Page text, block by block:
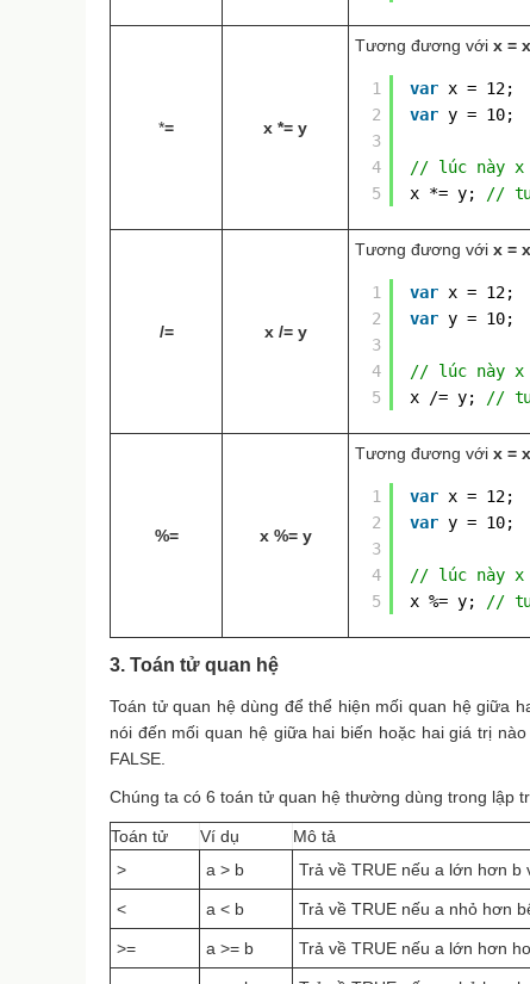
*= x *= y
Tương đương với x =
1
2
3
4
5
var x = 12;
var y = 10;
// lúc này x
x *= y;
//
/= x /= y
Tương đương với x =
1
2
3
4
5
var x = 12;
var y = 10;
// lúc này x
x /= y;
//
%= x %= y
Tương đương với x =
1
2
3
4
5
var x = 12;
var y = 10;
// lúc này x
x %= y;
//
3. Toán tử quan hệ
Toán tử quan hệ dùng để thể hiện mối quan hệ giữa
nói đến mối quan hệ giữa hai biến hoặc hai giá trị
FALSE.
Chúng ta có 6 toán tử quan hệ thường dùng trong lập
Toán tử Ví dụ
Mô tả
>
a > b Trả về TRUE nếu a lớn hơn b
< a < b Trả về TRUE nếu a nhỏ hơn
>= a >= b Trả về TRUE nếu a lớn hơn